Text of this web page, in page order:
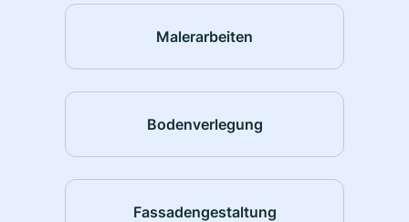
Malerarbeiten
Bodenverlegung
Fassadengestaltung